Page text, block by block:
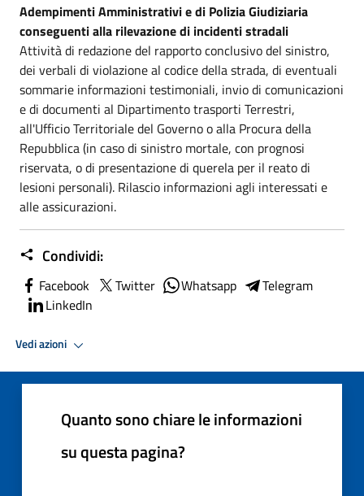
Adempimenti Amministrativi e di Polizia Giudiziaria
conseguenti alla rilevazione di incidenti stradali
Attività di redazione del rapporto conclusivo del sinistro,
dei verbali di violazione al codice della strada, di eventuali
sommarie informazioni testimoniali, invio di comunicazioni
e di documenti al Dipartimento trasporti Terrestri,
all'Ufficio Territoriale del Governo o alla Procura della
Repubblica (in caso di sinistro mortale, con prognosi
riservata, o di presentazione di querela per il reato di
lesioni personali). Rilascio informazioni agli interessati e
alle assicurazioni.
Condividi:
Facebook Twitter Whatsapp
Telegram
LinkedIn
Vedi azioni
Quanto sono chiare le informazioni
su questa pagina?